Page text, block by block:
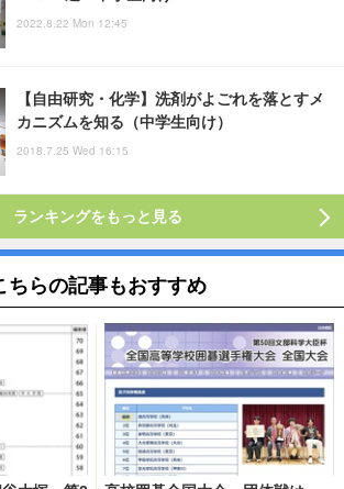
2022.8.22 Mon 12:45
【自由研究・化学】洗剤がよごれを落とすメ
カニズムを知る（中学生向け）
2018.7.25 Wed 16:15
ランキングをもっと見る
ちらの記事もおすすめ